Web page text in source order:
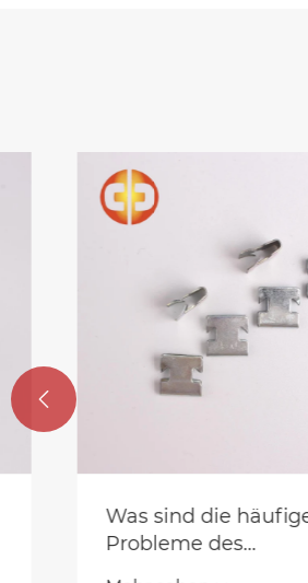
Was sind die häufigen
Probleme des
